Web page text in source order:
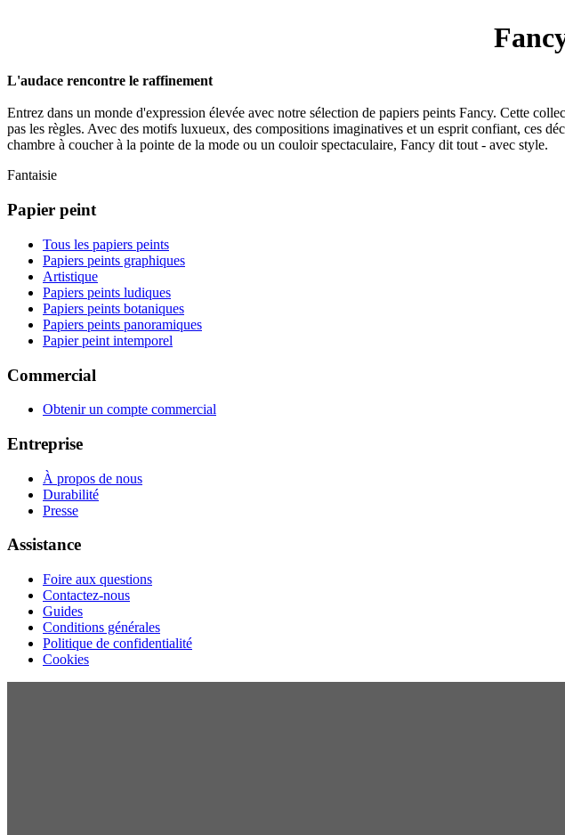
L'audace rencontre le raffinement
Entrez dans un monde d'expression élevée avec notre sélection de papiers peints Fancy. Cette
pas les règles. Avec des motifs luxueux, des compositions imaginatives et un esprit confiant, ces
chambre à coucher à la pointe de la mode ou un couloir spectaculaire, Fancy dit tout - avec style.
Fantaisie
Papier peint
Tous les papiers peints
Papiers peints graphiques
Artistique
Papiers peints ludiques
Papiers peints botaniques
Papiers peints panoramiques
Papier peint intemporel
Commercial
Obtenir un compte commercial
Entreprise
À propos de nous
Durabilité
Presse
Assistance
Foire aux questions
Contactez-nous
Guides
Conditions générales
Politique de confidentialité
Cookies